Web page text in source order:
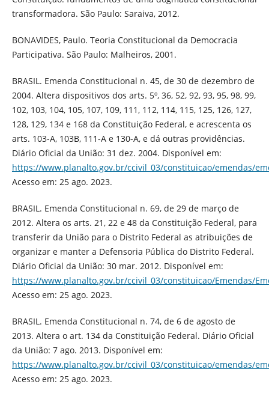
transformadora. São Paulo: Saraiva, 2012.
BONAVIDES, Paulo. Teoria Constitucional da Democracia
Participativa. São Paulo: Malheiros, 2001.
BRASIL. Emenda Constitucional n. 45, de 30 de dezembro de
2004. Altera dispositivos dos arts. 5º, 36, 52, 92, 93, 95, 98, 99,
102, 103, 104, 105, 107, 109, 111, 112, 114, 115, 125, 126, 127,
128, 129, 134 e 168 da Constituição Federal, e acrescenta os
arts. 103-A, 103B, 111-A e 130-A, e dá outras providências.
Diário Oficial da União: 31 dez. 2004. Disponível em:
https://www.planalto.gov.br/ccivil_03/constituicao/emendas/
Acesso em: 25 ago. 2023.
BRASIL. Emenda Constitucional n. 69, de 29 de março de
2012. Altera os arts. 21, 22 e 48 da Constituição Federal, para
transferir da União para o Distrito Federal as atribuições de
organizar e manter a Defensoria Pública do Distrito Federal.
Diário Oficial da União: 30 mar. 2012. Disponível em:
https://www.planalto.gov.br/ccivil_03/constituicao/Emendas/
Acesso em: 25 ago. 2023.
BRASIL. Emenda Constitucional n. 74, de 6 de agosto de
2013. Altera o art. 134 da Constituição Federal. Diário Oficial
da União: 7 ago. 2013. Disponível em:
https://www.planalto.gov.br/ccivil_03/constituicao/emendas/
Acesso em: 25 ago. 2023.